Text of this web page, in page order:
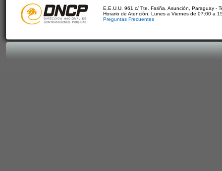
E.E.U.U. 961 c/ Tte. Fariña. Asunción, Paraguay -
Horario de Atención: Lunes a Viernes de 07:00 a
Preguntas Frecuentes